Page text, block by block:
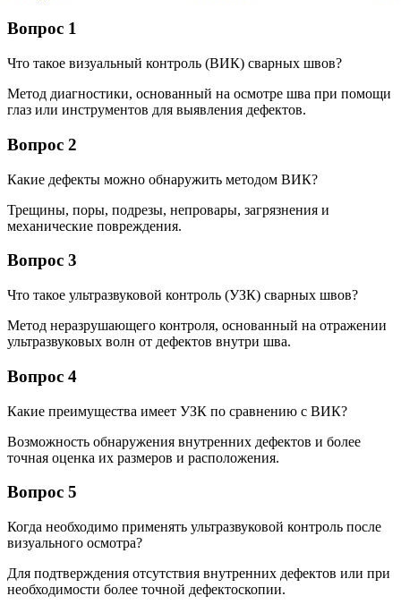
Вопрос 1
Что такое визуальный контроль (ВИК) сварных швов?
Метод диагностики, основанный на осмотре шва при помощи
глаз или инструментов для выявления дефектов.
Вопрос 2
Какие дефекты можно обнаружить методом ВИК?
Трещины, поры, подрезы, непровары, загрязнения и
механические повреждения.
Вопрос 3
Что такое ультразвуковой контроль (УЗК) сварных швов?
Метод неразрушающего контроля, основанный на отражении
ультразвуковых волн от дефектов внутри шва.
Вопрос 4
Какие преимущества имеет УЗК по сравнению с ВИК?
Возможность обнаружения внутренних дефектов и более
точная оценка их размеров и расположения.
Вопрос 5
Когда необходимо применять ультразвуковой контроль после
визуального осмотра?
Для подтверждения отсутствия внутренних дефектов или при
необходимости более точной дефектоскопии.